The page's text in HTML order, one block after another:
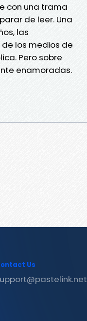
con una trama
de leer. Una
las
los medios de
Pero sobre
enamoradas.
Us